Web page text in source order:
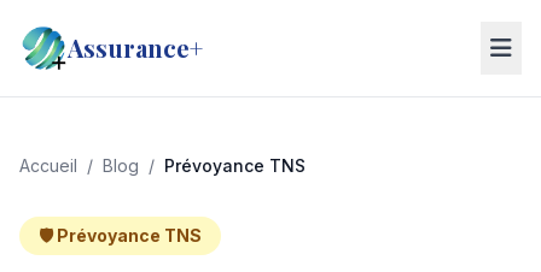
Assurance+
Accueil / Blog / Prévoyance TNS
🛡️ Prévoyance TNS